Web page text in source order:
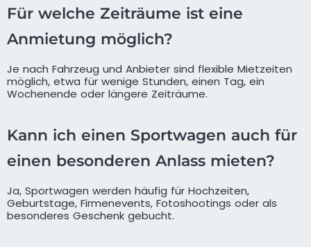
Für welche Zeiträume ist eine
Anmietung möglich?
Je nach Fahrzeug und Anbieter sind flexible Mietzeiten
möglich, etwa für wenige Stunden, einen Tag, ein
Wochenende oder längere Zeiträume.
Kann ich einen Sportwagen auch für
einen besonderen Anlass mieten?
Ja, Sportwagen werden häufig für Hochzeiten,
Geburtstage, Firmenevents, Fotoshootings oder als
besonderes Geschenk gebucht.